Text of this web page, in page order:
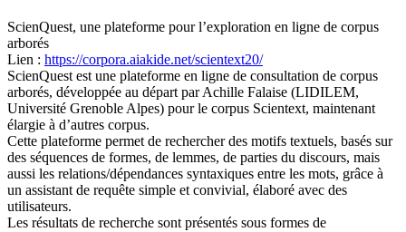
ScienQuest, une plateforme pour l’exploration en ligne de corpus
arborés
Lien : https://corpora.aiakide.net/scientext20/
ScienQuest est une plateforme en ligne de consultation de corpus
arborés, développée au départ par Achille Falaise (LIDILEM,
Université Grenoble Alpes) pour le corpus Scientext, maintenant
élargie à d’autres corpus.
Cette plateforme permet de rechercher des motifs textuels, basés sur
des séquences de formes, de lemmes, de parties du discours, mais
aussi les relations/dépendances syntaxiques entre les mots, grâce à
un assistant de requête simple et convivial, élaboré avec des
utilisateurs.
Les résultats de recherche sont présentés sous formes de